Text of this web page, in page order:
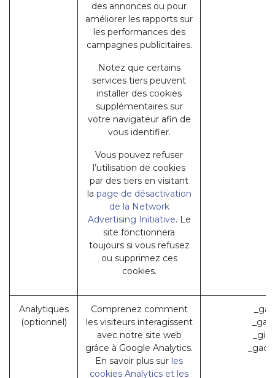
des annonces ou pour
améliorer les rapports sur
les performances des
campagnes publicitaires.
Notez que certains
services tiers peuvent
installer des cookies
supplémentaires sur
votre navigateur afin de
vous identifier.
Vous pouvez refuser
l’utilisation de cookies
par des tiers en visitant
la page de désactivation
de la Network
Advertising Initiative. Le
site fonctionnera
toujours si vous refusez
ou supprimez ces
cookies.
Analytiques
(optionnel)
Comprenez comment
les visiteurs interagissent
avec notre site web
grâce à Google Analytics.
En savoir plus sur les
cookies Analytics et les